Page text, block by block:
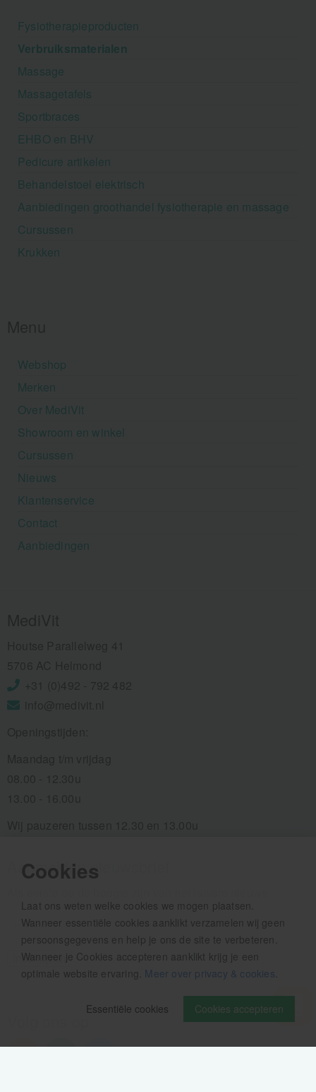
Cookies
Laat ons weten welke cookies we mogen plaatsen.
Wanneer essentiële cookies aanklikt verzamelen wij geen
persoonsgegevens en help je ons de site te verbeteren.
Wanneer je Cookies accepteren aanklikt krijg je een
optimale website ervaring. Meer over privacy & cookies
Cookies accepteren
Essentiële cookies
Fysiotherapieproducten
Verbruiksmaterialen
Massage
Massagetafels
Sportbraces
EHBO en BHV
Pedicure artikelen
Behandelstoel elektrisch
Aanbiedingen groothandel fysiotherapie en massage
Cursussen
Krukken
Webshop
Merken
Over MediVit
Showroom en winkel
Cursussen
Nieuws
Klantenservice
Contact
Aanbiedingen
Aanmelden nieuwsbrief